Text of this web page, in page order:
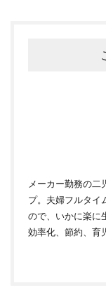
メーカー勤務の二
プ。夫婦フルタイ
ので、いかに楽に
効率化、節約、育